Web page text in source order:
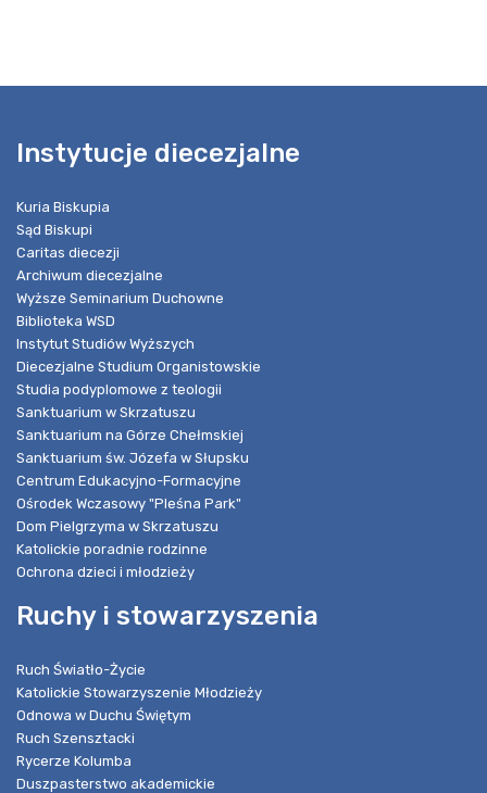
Instytucje diecezjalne
Kuria Biskupia
Sąd Biskupi
Caritas diecezji
Archiwum diecezjalne
Wyższe Seminarium Duchowne
Biblioteka WSD
Instytut Studiów Wyższych
Diecezjalne Studium Organistowskie
Studia podyplomowe z teologii
Sanktuarium w Skrzatuszu
Sanktuarium na Górze Chełmskiej
Sanktuarium św. Józefa w Słupsku
Centrum Edukacyjno-Formacyjne
Ośrodek Wczasowy "Pleśna Park"
Dom Pielgrzyma w Skrzatuszu
Katolickie poradnie rodzinne
Ochrona dzieci i młodzieży
Ruchy i stowarzyszenia
Ruch Światło-Życie
Katolickie Stowarzyszenie Młodzieży
Odnowa w Duchu Świętym
Ruch Szensztacki
Rycerze Kolumba
Duszpasterstwo akademickie